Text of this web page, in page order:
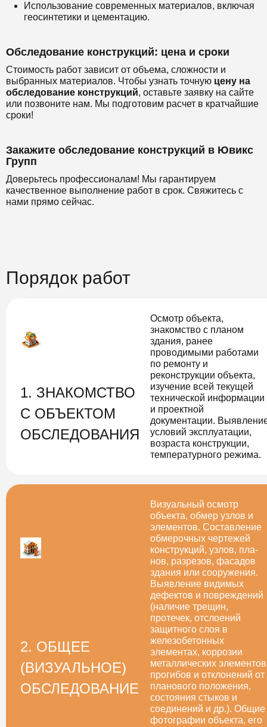
Использование современных материалов, включая
геосинтетики и цементацию.
Обследование конструкций: цена и сроки
Стоимость работ зависит от объема, сложности и
выбранных материалов. Чтобы узнать точную цену на
обследование конструкций, оставьте заявку на сайте
или позвоните нам. Мы подготовим расчет в кратчайшие
сроки!
Закажите обследование конструкций в Ювикс
Групп
Доверьтесь профессионалам! Мы гарантируем
качественное выполнение работ в срок. Свяжитесь с
нами прямо сейчас.
Порядок работ
1. ЗНАКОМСТВО
С ОБЪЕКТОМ
ОБСЛЕДОВАНИЯ
Осмотр объекта,
знакомство с планом
здания, ранее
проводимыми работами
по ремонту и
реконструкции объекта,
изучение всей текущей
технической информации
и проектной
документации.
условий эксплуатации,
возраста конструкции,
температурного режима.
2. ОБЩЕЕ
(ВИЗУАЛЬНОЕ)
ОБСЛЕДОВАНИЕ
Визуальный осмотр
объекта, обмер узлов и
элементов. Составление
обмерочных чертежей
конструкций, узлов, пла­
нов, разрезов, фасадов
здания или сооружения.
Выявление видимых
дефектов и повреждений
(наличие трещин,
протечек, отслоений
защитного слоя в
железобетонных
элементах, коррозии
металлических
прогибов и отклонений от
планового положения,
состояния стыков и
соединений и др.). Общие
фотографии объекта, его